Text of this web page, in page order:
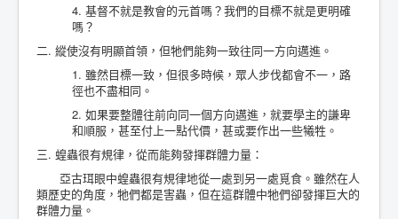
4. 基督不就是教會的元首嗎？我們的目標不就是更明確
嗎？
二. 縱使沒有明顯首領，但牠們能夠一致往同一方向邁進。
1. 雖然目標一致，但很多時候，眾人步伐都會不一，路
徑也不盡相同。
2. 如果要整體往前向同一個方向邁進，就要學主的謙卑
和順服，甚至付上一點代價，甚或要作出一些犧牲。
三. 蝗蟲很有規律，從而能夠發揮群體力量：
亞古珥眼中蝗蟲很有規律地從一處到另一處覓食。雖然在人
類歷史的角度，牠們都是害蟲，但在這群體中牠們卻發揮巨大的
群體力量。